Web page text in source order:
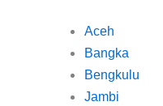
Aceh
Bangka
Bengkulu
Jambi